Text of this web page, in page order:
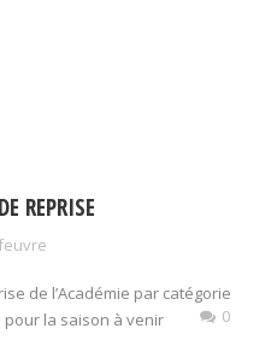
REPRISE
de l’Académie par catégorie
pour la saison à venir
0